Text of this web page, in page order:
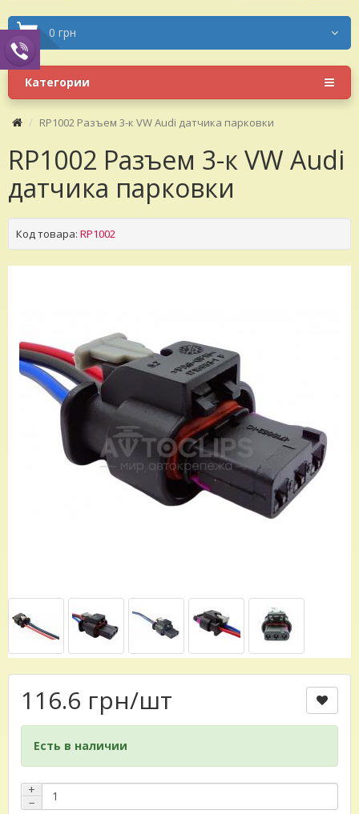
0 грн
Категории
RP1002 Разъем 3-к VW Audi датчика парковки
RP1002 Разъем 3-к VW Audi
датчика парковки
Код товара: RP1002
116.6 грн/шт
Есть в наличии
+
−